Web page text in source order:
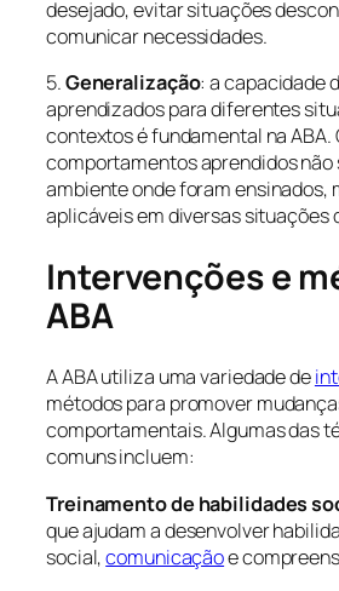
desejado, evitar situações
comunicar necessidades.
5.Generalização: a capacidade
aprendizados para diferentes
contextos é fundamental na ABA.
comportamentos aprendidos não
ambiente onde foram ensinados,
aplicáveis em diversas situações
Intervenções e
ABA
A ABA utiliza uma variedade de
métodos para promover
comportamentais. Algumas das
comuns incluem:
Treinamento de habilidades
que ajudam a desenvolver
social,comunicaçãoe